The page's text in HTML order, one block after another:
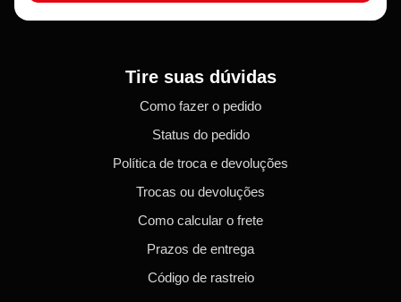
Tire suas dúvidas
Como fazer o pedido
Status do pedido
Política de troca e devoluções
Trocas ou devoluções
Como calcular o frete
Prazos de entrega
Código de rastreio